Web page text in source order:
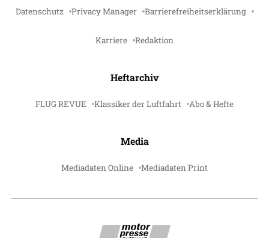
Datenschutz Privacy Manager Barrierefreiheitserklärung
Karriere Redaktion
Heftarchiv
FLUG REVUE Klassiker der Luftfahrt Abo & Hefte
Media
Mediadaten Online Mediadaten Print